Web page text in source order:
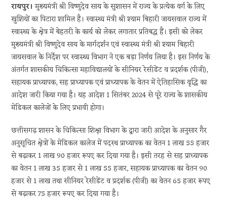
रायपुर।मुख्यमंत्री श्री विष्णुदेव साय के सुशासन में राज्य के प्रत्येक वर्ग के लिए
खुशियों का पिटारा शामिल है। स्वास्थ्य मंत्री श्री श्याम बिहारी जायसवाल राज्य में
स्वास्थ्य के क्षेत्र में बेहतरी के कार्य को लेकर लगातार प्रतिबद्ध हैं। इसी को लेकर
मुख्यमंत्री श्री विष्णुदेव साय के मार्गदर्शन एवं स्वास्थ्य मंत्री श्री श्याम बिहारी
जायसवाल के निर्देश पर स्वास्थ्य विभाग ने एक बड़ा निर्णय लिया है। इस निर्णय के
अंतर्गत शासकीय चिकित्सा महाविद्यालयों के सीनियर रेसीडेंट व प्रदर्शक (पीजी),
सहायक प्राध्यापक, सह प्राध्यापक एवं प्राध्यापक के वेतन में ऐतिहासिक वृद्धि का
आदेश जारी किया गया है। यह आदेश 1 सितंबर 2024 से पूरे राज्य के शासकीय
मेडिकल कालेजों के लिए प्रभावी होगा।
छत्तीसगढ़ शासन के चिकित्सा शिक्षा विभाग के द्वारा जारी आदेश के अनुसार गैर
अनुसूचित क्षेत्रों के मेडिकल कालेज में पदस्थ प्राध्यापक का वेतन 1 लाख 55 हजार
से बढ़ाकर 1 लाख 90 हजार रूपए कर दिया गया है। इसी तरह से सह प्राध्यापक
का वेतन 1 लाख 35 हजार से 1 लाख 55 हजार, सहायक प्राध्यापक का वेतन 90
हजार से 1 लाख तथा सीनियर रेसीडेंट व प्रदर्शक (पीजी) का वेतन 65 हजार रूपए
से बढ़ाकर 75 हजार रूपए कर दिया गया है।